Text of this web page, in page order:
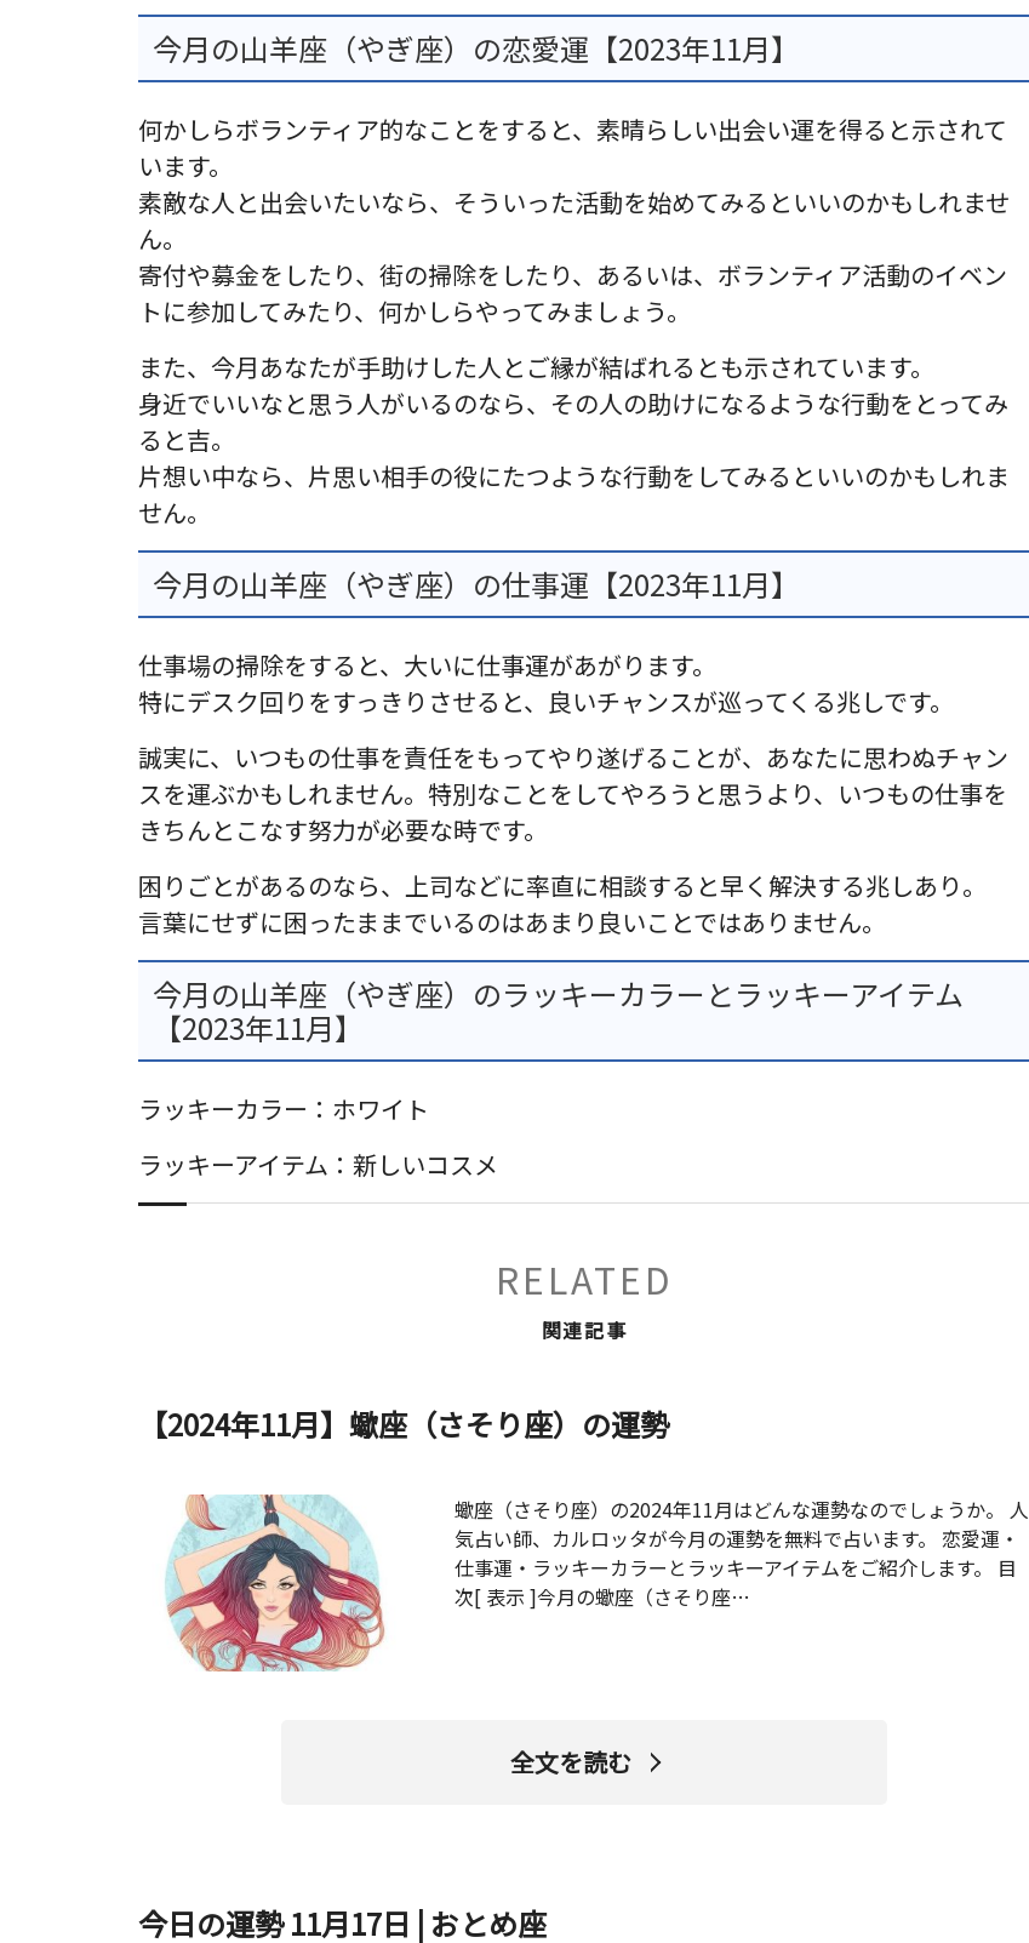
今月の山羊座（やぎ座）の恋愛運【2023年11月】
何かしらボランティア的なことをすると、素晴らしい出会い運を得ると示されて
います。
素敵な人と出会いたいなら、そういった活動を始めてみるといいのかもしれませ
ん。
寄付や募金をしたり、街の掃除をしたり、あるいは、ボランティア活動のイベン
トに参加してみたり、何かしらやってみましょう。
また、今月あなたが手助けした人とご縁が結ばれるとも示されています。
身近でいいなと思う人がいるのなら、その人の助けになるような行動をとってみ
ると吉。
片想い中なら、片思い相手の役にたつような行動をしてみるといいのかもしれま
せん。
今月の山羊座（やぎ座）の仕事運【2023年11月】
仕事場の掃除をすると、大いに仕事運があがります。
特にデスク回りをすっきりさせると、良いチャンスが巡ってくる兆しです。
誠実に、いつもの仕事を責任をもってやり遂げることが、あなたに思わぬチャン
スを運ぶかもしれません。特別なことをしてやろうと思うより、いつもの仕事を
きちんとこなす努力が必要な時です。
困りごとがあるのなら、上司などに率直に相談すると早く解決する兆しあり。
言葉にせずに困ったままでいるのはあまり良いことではありません。
今月の山羊座（やぎ座）のラッキーカラーとラッキーアイテム
【2023年11月】
ラッキーカラー：ホワイト
ラッキーアイテム：新しいコスメ
RELATED
関連記事
【2024年11月】蠍座（さそり座）の運勢
蠍座（さそり座）の2024年11月はどんな運勢なのでしょうか。 人
気占い師、カルロッタが今月の運勢を無料で占います。 恋愛運・
仕事運・ラッキーカラーとラッキーアイテムをご紹介します。 目
次[ 表示 ]今月の蠍座（さそり座…
全文を読む
今日の運勢 11月17日 | おとめ座